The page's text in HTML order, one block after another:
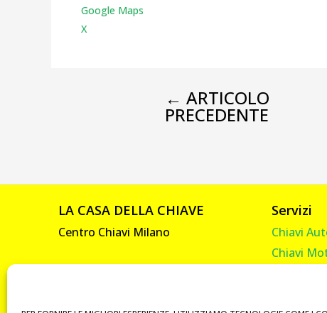
Google Maps
X
← ARTICOLO
PRECEDENTE
LA CASA DELLA CHIAVE
Centro Chiavi Milano
Servizi
Chiavi
Chiavi